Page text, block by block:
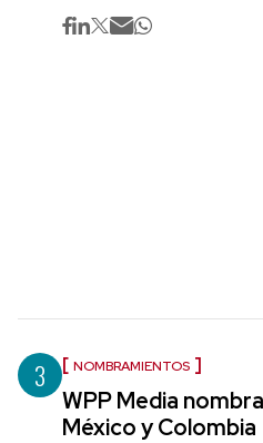
3 NOMBRAMIENTOS
WPP Media
México y Colombia